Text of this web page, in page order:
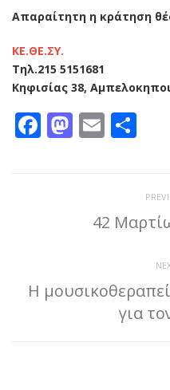
Απαραίτητη η κράτηση
ΚΕ.ΘΕ.ΣΥ.
Τηλ.215 5151681
Κηφισίας 38,
Facebook
Email
42
Η
για